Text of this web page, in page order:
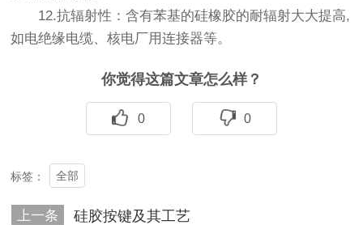
12.抗辐射性：含有苯基的硅橡胶的耐辐射大大提高,
如电绝缘电缆、核电厂用连接器等。
你觉得这篇文章怎么样？
0 0
标签： 全部
上一条 硅胶按键及其工艺